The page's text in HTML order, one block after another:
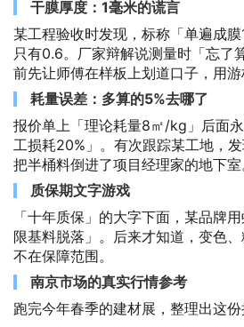
干膜厚度：1毫米的谎言
某工程验收时发现，标称「单遍成
只有0.6。厂家辩解说测量时「忘了
前先让师傅在样板上划道口子，用游
耗量误差：多算的5%去哪了
报价单上「理论耗量8㎡/kg」后面
工损耗20%」。有次跟踪某工地，
把半桶料倒进了项目经理家的地下室
质保期文字游戏
「十年质保」的大字下面，某品牌
限基料脱落」。后来才知道，变色
不在保障范围。
南京市场的真实行情参考
跑完今年春季的建材展，整理出这